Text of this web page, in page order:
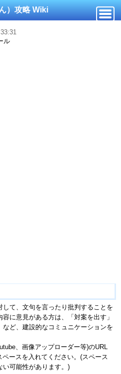
）攻略 Wiki
ル
て、文句を言ったり批判することを
に意見がある方は、「対案を出す」
ど、建設的なコミュニケーションを
、画像アップローダー等)のURL
ースを入れてください。(スペース
い可能性があります。)